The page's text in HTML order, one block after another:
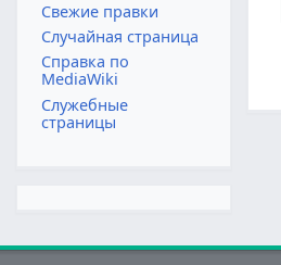
Свежие правки
Случайная страница
Справка по
MediaWiki
Служебные
страницы